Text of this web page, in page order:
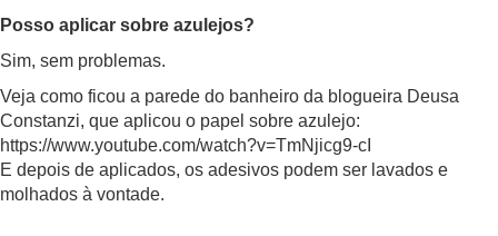
Posso aplicar sobre azulejos?
Sim, sem problemas.
Veja como ficou a parede do banheiro da blogueira Deusa
Constanzi, que aplicou o papel sobre azulejo:
https://www.youtube.com/watch?v=TmNjicg9-cI
E depois de aplicados, os adesivos podem ser lavados e
molhados à vontade.